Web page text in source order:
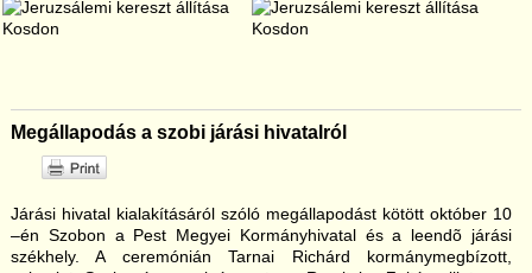
Megállapodás a szobi járási hivatalról
Járási hivatal kialakításáról szóló megállapodást kötött október 10
–én Szobon a Pest Megyei Kormányhivatal és a leendõ járási
székhely. A ceremónián Tarnai Richárd kormánymegbízott,